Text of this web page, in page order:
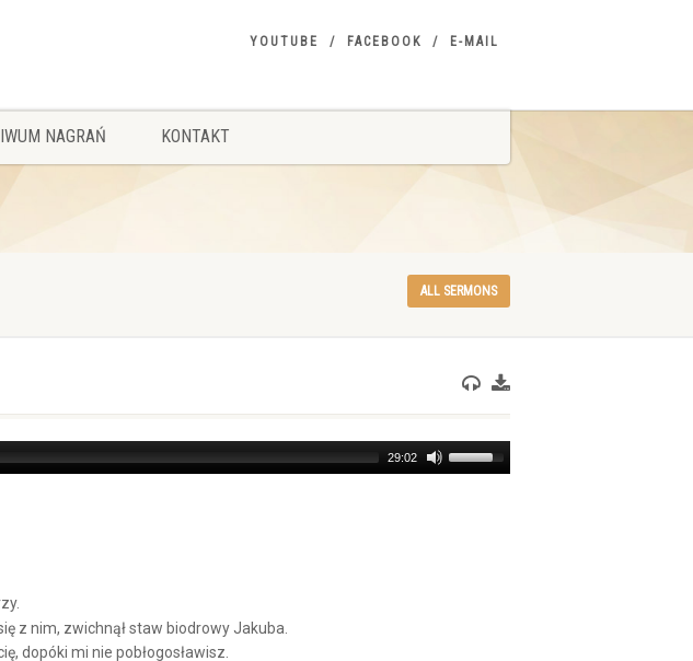
YOUTUBE FACEBOOK E-MAIL
NAGRAŃ KONTAKT
ALL SERMONS
29:02
Use
Up/Down
z nim, zwichnął staw biodrowy Jakuba.
dopóki mi nie pobłogosławisz.